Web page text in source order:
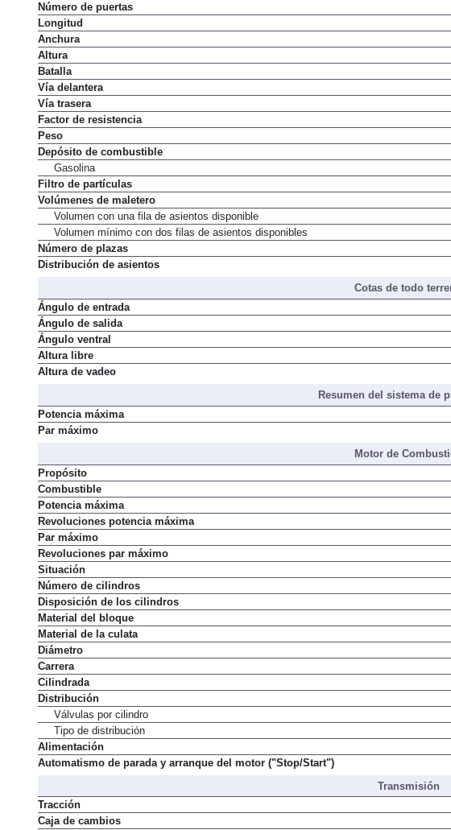
Número de puertas
Longitud
Anchura
Altura
Batalla
Vía delantera
Vía trasera
Factor de resistencia
Peso
Depósito de combustible
Gasolina
Filtro de partículas
Volúmenes de maletero
Volumen con una fila de asientos disponible
Volumen mínimo con dos filas de asientos disponibles
Número de plazas
Distribución de asientos
Cotas de todo
Ángulo de entrada
Ángulo de salida
Ángulo ventral
Altura libre
Altura de vadeo
Resumen del sistema de
Potencia máxima
Par máximo
Motor de
Propósito
Combustible
Potencia máxima
Revoluciones potencia máxima
Par máximo
Revoluciones par máximo
Situación
Número de cilindros
Disposición de los cilindros
Material del bloque
Material de la culata
Diámetro
Carrera
Cilindrada
Distribución
Válvulas por cilindro
Tipo de distribución
Alimentación
Automatismo de parada y arranque del motor ("Stop/Start")
Transmisión
Tracción
Caja de cambios